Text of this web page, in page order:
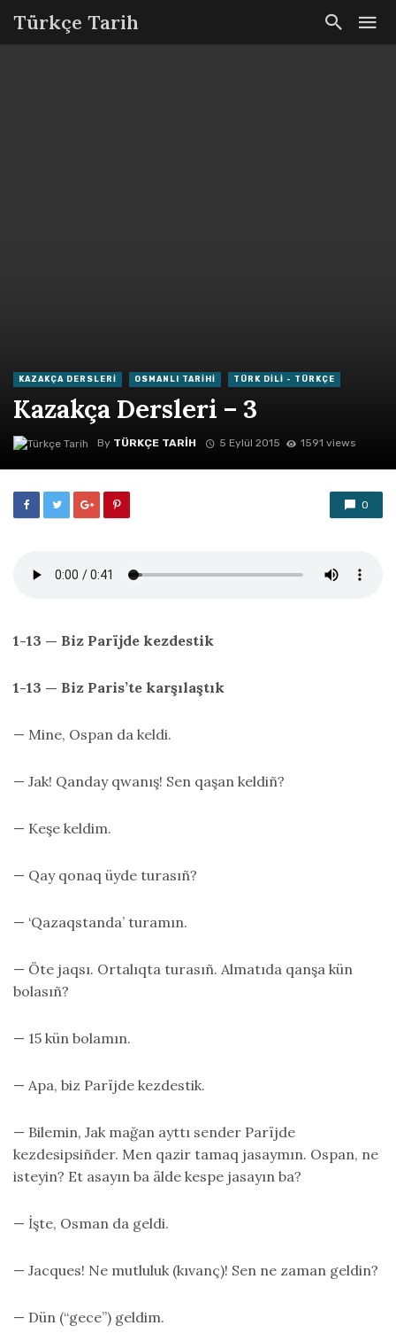
Türkçe Tarih
KAZAKÇA DERSLERI OSMANLI TARIHI TÜRK DILI - TÜRKÇE
Kazakça Dersleri – 3
By TÜRKÇE TARIH 5 Eylül 2015 1591 views
0
1-13 — Biz Parïjde kezdestik
1-13 — Biz Paris’te karşılaştık
— Mine, Ospan da keldi.
— Jak! Qanday qwanış! Sen qaşan keldiñ?
— Keşe keldim.
— Qay qonaq üyde turasıñ?
— ‘Qazaqstanda’ turamın.
— Öte jaqsı. Ortalıqta turasıñ. Almatıda qanşa kün
bolasıñ?
— 15 kün bolamın.
— Apa, biz Parïjde kezdestik.
— Bilemin, Jak mağan ayttı sender Parïjde
kezdesipsiñder. Men qazir tamaq jasaymın. Ospan, ne
isteyin? Et asayın ba älde kespe jasayın ba?
— İşte, Osman da geldi.
— Jacques! Ne mutluluk (kıvanç)! Sen ne zaman geldin?
— Dün (“gece”) geldim.